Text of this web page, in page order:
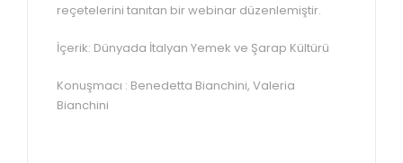
reçetelerini tanıtan bir webinar düzenlemiştir.
İçerik: Dünyada İtalyan Yemek ve Şarap Kültürü
Konuşmacı : Benedetta Bianchini, Valeria
Bianchini